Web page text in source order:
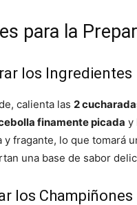
para la
los Ingredientes
calienta las 2
finamente picada y
fragante, lo que tomará
una base de sabor
los Champiñones